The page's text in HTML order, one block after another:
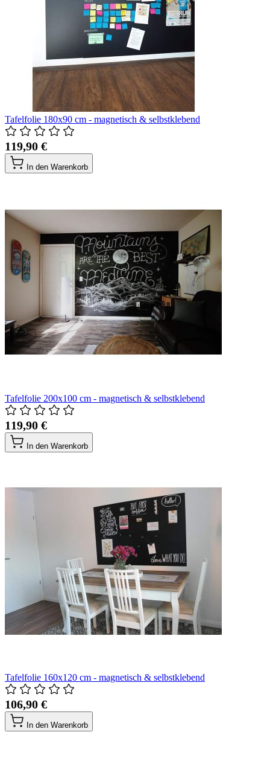
Tafelfolie 180x90 cm - magnetisch & selbstklebend
119,90 €
In den Warenkorb
Tafelfolie 200x100 cm - magnetisch & selbstklebend
119,90 €
In den Warenkorb
Tafelfolie 160x120 cm - magnetisch & selbstklebend
106,90 €
In den Warenkorb